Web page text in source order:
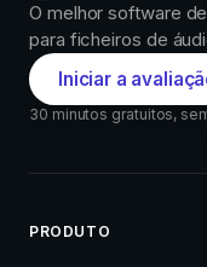
O melhor software
para ficheiros de
Iniciar a
30 minutos gratuitos,
PRODUTO